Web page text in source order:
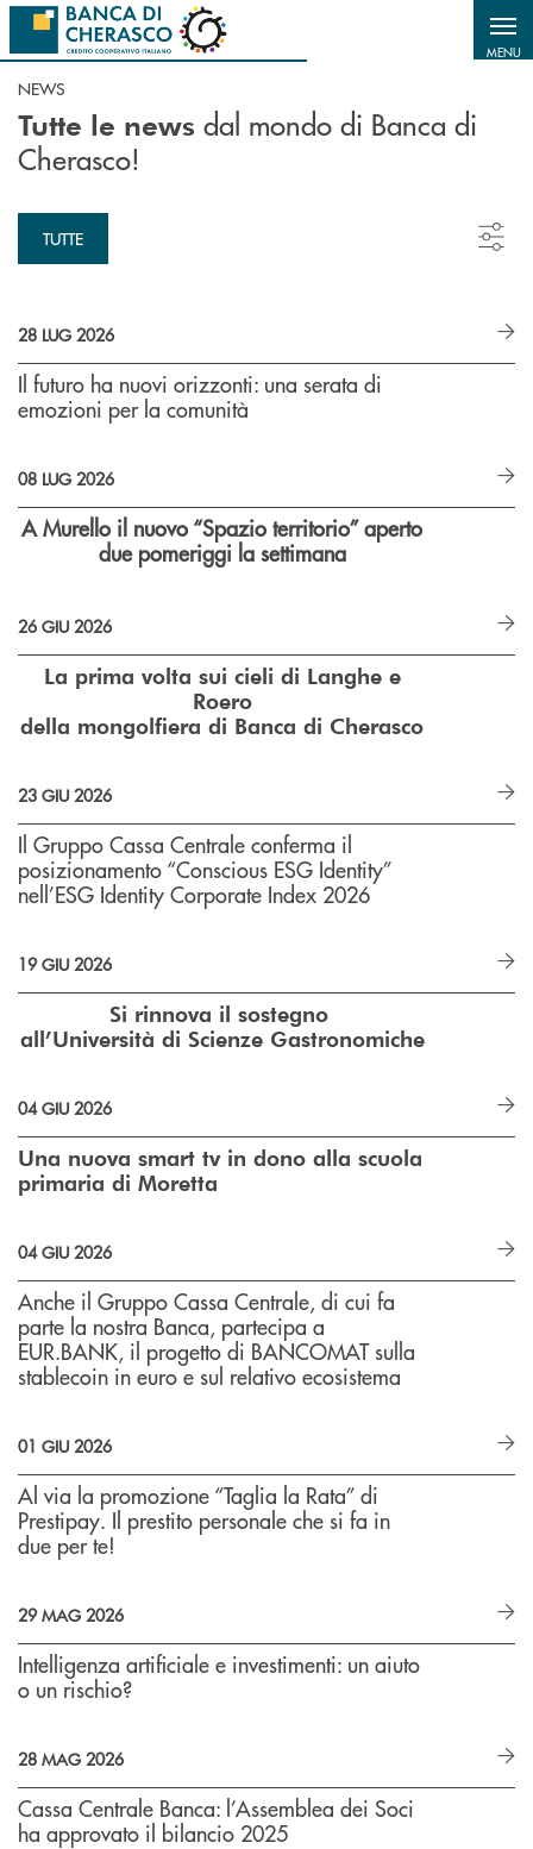
Salta al contenuto principale
MENU
NEWS
Tutte le news dal mondo di Banca di
Cherasco!
TUTTE
28 LUG 2026
Il futuro ha nuovi orizzonti: una serata di
emozioni per la comunità
08 LUG 2026
A Murello il nuovo “Spazio territorio”aperto
due pomeriggi la settimana
26 GIU 2026
La prima volta sui cieli di Langhe e
Roero
della mongolfiera di Banca di Cherasco
23 GIU 2026
Il Gruppo Cassa Centrale conferma il
posizionamento “Conscious ESG Identity”
nell’ESG Identity Corporate Index 2026
19 GIU 2026
Si rinnova il sostegno
all’Università di Scienze Gastronomiche
04 GIU 2026
Una nuova smart tv in dono alla scuola
primaria di Moretta
04 GIU 2026
Anche il Gruppo Cassa Centrale, di cui fa
parte la nostra Banca, partecipa a
EUR.BANK, il progetto di BANCOMAT sulla
stablecoin in euro e sul relativo ecosistema
01 GIU 2026
Al via la promozione “Taglia la Rata” di
Prestipay. Il prestito personale che si fa in
due per te!
29 MAG 2026
Intelligenza artificiale e investimenti: un aiuto
o un rischio?
28 MAG 2026
Cassa Centrale Banca: l’Assemblea dei Soci
ha approvato il bilancio 2025